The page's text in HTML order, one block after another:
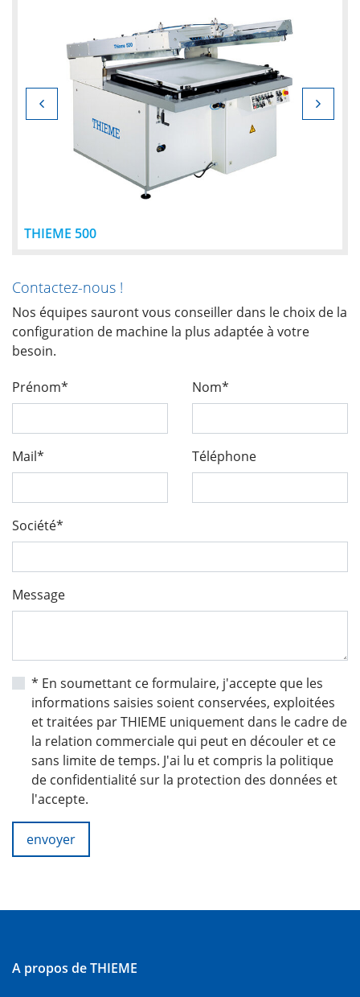
THIEME 500
Contactez-nous !
Nos équipes sauront vous conseiller dans le choix de la
configuration de machine la plus adaptée à votre
besoin.
Prénom* Nom*
Mail* Téléphone
Société*
Message
* En soumettant ce formulaire, j'accepte que les
informations saisies soient conservées, exploitées
et traitées par THIEME uniquement dans le cadre de
la relation commerciale qui peut en découler et ce
sans limite de temps. J'ai lu et compris la politique
de confidentialité sur la protection des données et
l'accepte.
envoyer
A propos de THIEME